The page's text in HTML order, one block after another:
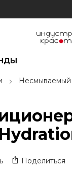
Несмываемый
Поделиться